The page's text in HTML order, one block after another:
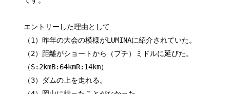
エントリーした理由として
（1）昨年の大会の模様がLUMINAに紹介されていた。
（2）距離がショートから（プチ）ミドルに延びた。
（S:2kmB:64kmR:14km）
（3）ダムの上を走れる。